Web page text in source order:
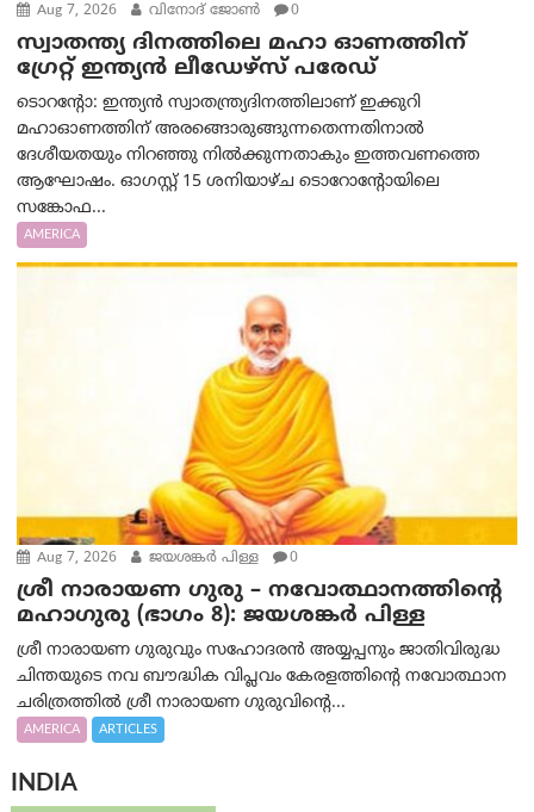
Aug 7, 2026 വിനോദ് ജോൺ 0
സ്വാതന്ത്യ ദിനത്തിലെ മഹാ ഓണത്തിന്
ഗ്രേറ്റ് ഇന്ത്യൻ ലീഡേഴ്സ് പരേഡ്
ടൊറന്റോ: ഇന്ത്യൻ സ്വാതന്ത്ര്യദിനത്തിലാണ് ഇക്കുറി
മഹാഓണത്തിന് അരങ്ങൊരുങ്ങുന്നതെന്നതിനാൽ
ദേശീയതയും നിറഞ്ഞു നിൽക്കുന്നതാകും ഇത്തവണത്തെ
ആഘോഷം. ഓഗസ്റ്റ് 15 ശനിയാഴ്ച ടൊറോന്റോയിലെ
സങ്കോഫ...
AMERICA
Aug 7, 2026 ജയശങ്കര്‍ പിള്ള 0
ശ്രീ നാരായണ ഗുരു – നവോത്ഥാനത്തിന്റെ
മഹാഗുരു (ഭാഗം 8): ജയശങ്കര്‍ പിള്ള
ശ്രീ നാരായണ ഗുരുവും സഹോദരൻ അയ്യപ്പനും ജാതിവിരുദ്ധ
ചിന്തയുടെ നവ ബൗദ്ധിക വിപ്ലവം കേരളത്തിന്റെ നവോത്ഥാന
ചരിത്രത്തിൽ ശ്രീ നാരായണ ഗുരുവിന്റെ...
AMERICA ARTICLES
INDIA